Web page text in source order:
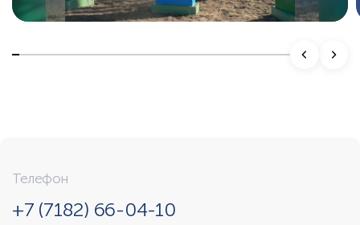
Телефон
+7 (7182) 66-04-10